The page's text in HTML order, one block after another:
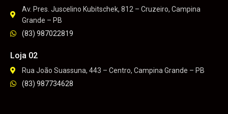
Av. Pres. Juscelino Kubitschek, 812 – Cruzeiro, Campina
Grande – PB
(83) 987022819
Loja 02
Rua João Suassuna, 443 – Centro, Campina Grande – PB
(83) 987734628